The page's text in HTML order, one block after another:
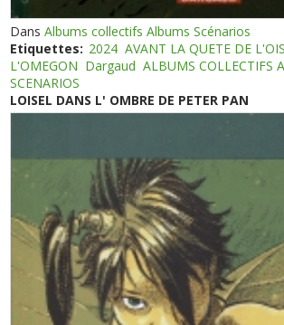
DansAlbums collectifs Albums Scénarios
Etiquettes: 2024 AVANT LA QUETE DE
L'OMEGON Dargaud ALBUMS COLLECTIFS
SCENARIOS
LOISEL DANS L' OMBRE DE PETER PAN